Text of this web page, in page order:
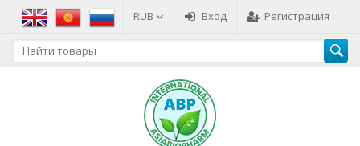
RUB Вход Регистрация